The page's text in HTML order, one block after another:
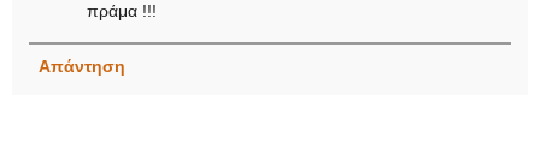
πράμα !!!
Απάντηση